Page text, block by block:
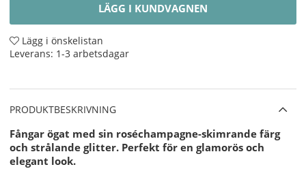
LÄGG I KUNDVAGNEN
Lägg i önskelistan
Leverans: 1-3 arbetsdagar
PRODUKTBESKRIVNING
Fångar ögat med sin roséchampagne-skimrande färg
och strålande glitter. Perfekt för en glamorös och
elegant look.